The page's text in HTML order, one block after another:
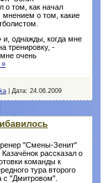
о том, как начал
о том, какие
однажды, когда мне
тренировку, -
очень
»
Дата: 24.06.2009
"Смены-Зенит"
рассказал о
команды к
тура второго
с "Дмитровом".